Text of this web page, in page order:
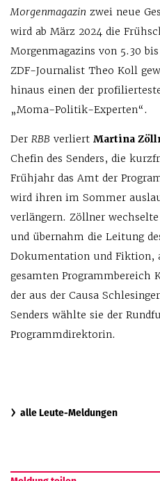
Morgenmagazin zwei neue
wird ab März 2024 die
Morgenmagazins von 5.30
ZDF-Journalist Theo Koll
hinaus einen der
„Moma-Politik-Experten“.
Der RBB verliert Martina
Chefin des Senders, die
Frühjahr das Amt der
wird ihren im Sommer
verlängern. Zöllner wechselte
und übernahm die Leitung
Dokumentation und Fiktion,
gesamten
der aus der Causa
Senders wählte sie der
Programmdirektorin.
alle Leute-Meldungen